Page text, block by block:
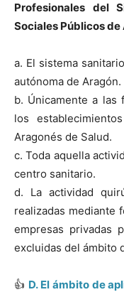
Profesionales del
Sociales Públicos de
a. El sistema
autónoma de Aragón.
b. Únicamente a las
los
Aragonés de Salud.
c. Toda aquella
centro sanitario.
d. La actividad
realizadas mediante
empresas privadas
excluidas del ámbito
👍 D. El ámbito de